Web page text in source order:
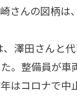
さんの図柄は
澤田さんと
。整備員が
はコロナで中